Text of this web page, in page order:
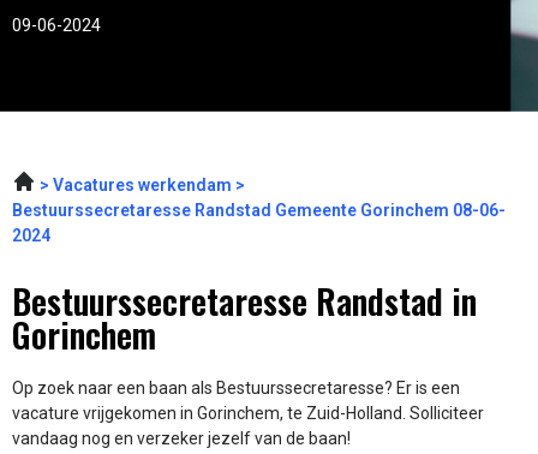
09-06-2024
Vacatures werkendam
Bestuurssecretaresse Randstad Gemeente Gorinchem 08-06-
2024
Bestuurssecretaresse Randstad in
Gorinchem
Op zoek naar een baan als Bestuurssecretaresse? Er is een
vacature vrijgekomen in Gorinchem, te Zuid-Holland. Solliciteer
vandaag nog en verzeker jezelf van de baan!